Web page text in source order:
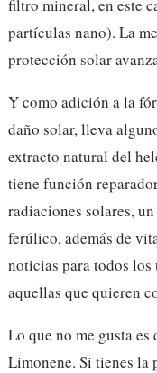
filtro mineral, en este
partículas nano). La
protección solar
Y como adición a la
daño solar, lleva
extracto natural del
tiene función
radiaciones solares,
ferúlico, además de
noticias para todos los
aquellas que quieren
Lo que no me gusta
Limonene. Si tienes la